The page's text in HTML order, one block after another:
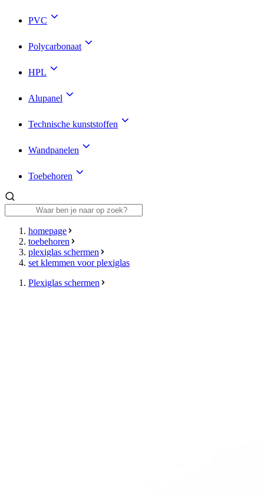
PVC
Polycarbonaat
HPL
Alupanel
Technische kunststoffen
Wandpanelen
Toebehoren
homepage
toebehoren
plexiglas schermen
set klemmen voor plexiglas
Plexiglas schermen